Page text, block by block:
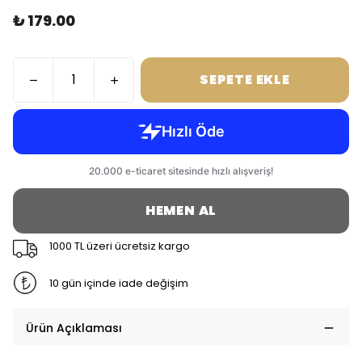
₺ 179.00
SEPETE EKLE
HEMEN AL
1000 TL üzeri ücretsiz kargo
10 gün içinde iade değişim
Ürün Açıklaması